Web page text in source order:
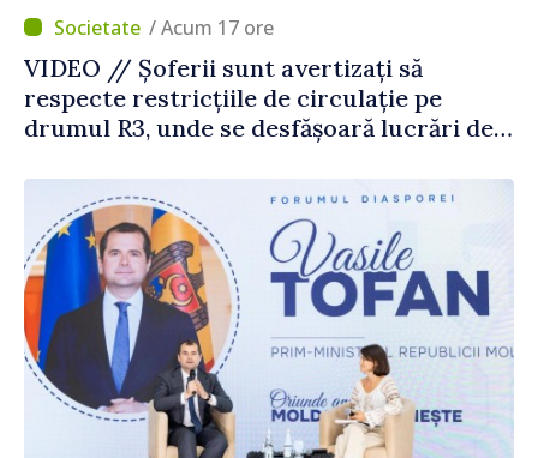
/ Acum 17 ore
VIDEO // Șoferii sunt avertizați să
respecte restricțiile de circulație pe
drumul R3, unde se desfășoară lucrări de